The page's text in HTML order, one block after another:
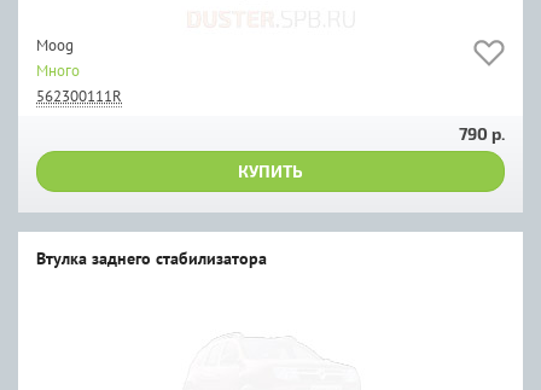
Moog
Много
562300111R
790 р.
КУПИТЬ
Втулка заднего стабилизатора